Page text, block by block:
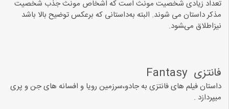
ﺗﻌﺪﺍﺩ ﺯﯾﺎﺩﯼ ﺷﺨﺼﯿﺖ ﻣﻮﻧﺚ ﺍﺳﺖ ﮐﻪ ﺍﺷﺨﺎﺹ ﻣﻮﻧﺚ ﺟﺬﺏ ﺷﺨﺼﯿﺖ
ﻣﺬﮐﺮ ﺩﺍﺳﺘﺎﻥ ﻣﯽ ﺷﻮﻧﺪ. البته ﺑﻪﺩﺍﺳﺘﺎﻧﯽ ﮐﻪ ﺑﺮﻋﮑﺲ ﺗﻮﺿﯿﺢ ﺑﺎﻻ ﺑﺎﺷﺪ
نیزﺍﻃﻼﻕ میﺸﻮﺩ. ‏
ﻓﺎﻧﺘﺰﯼ ‏ Fantasy
ﺩﺍﺳﺘﺎﻥ فیلم های فانتزی ﺑﻪ ﺟﺎﺩﻭ،ﺳﺮﺯﻣﯿﻦ ﺭﻭﯾﺎ ﻭ ﺍﻓﺴﺎﻧﻪ ﻫﺎﯼ ﺟﻦ ﻭ ﭘﺮﯼ
ﻣﯿﭙﺮﺩﺍﺯﺩ .